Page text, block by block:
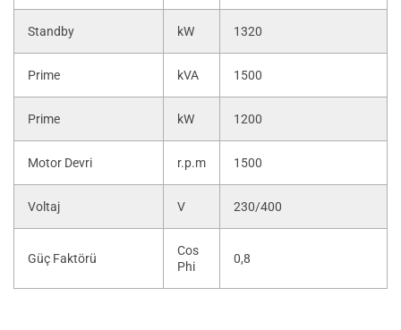
Standby kW 1320
Prime kVA 1500
Prime kW 1200
Motor Devri r.p.m 1500
Voltaj V 230/400
Güç Faktörü
Cos
Phi
0,8